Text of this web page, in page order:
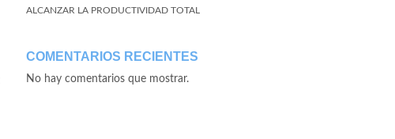
ALCANZAR LA PRODUCTIVIDAD TOTAL
COMENTARIOS RECIENTES
No hay comentarios que mostrar.